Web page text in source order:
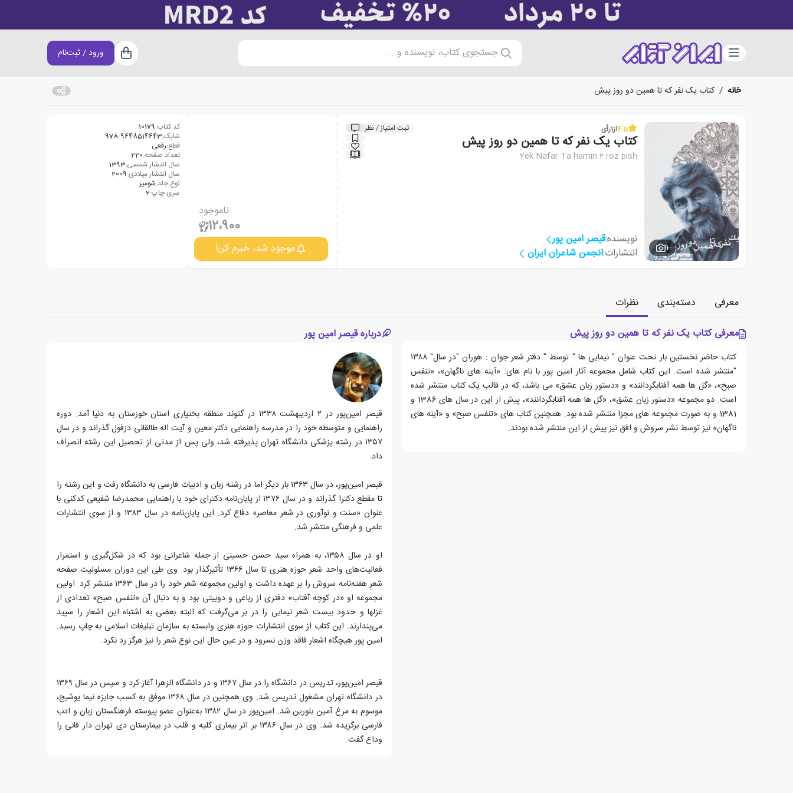
دسته‌بندی جستجوی کتاب، نویسنده و... سبد خرید
ورود / ثبت‌نام
خانه / کتاب یک نفر که تا همین دو روز پیش
1
4.5از1رأی ثبت امتیاز / نظر
کتاب یک نفر که تا همین دو روز پیش
Yek Nafar Ta hamin 2 roz pish
نویسنده:قیصر امین پور
انتشارات:انجمن شاعران ایران
ناموجود
12،900
موجود شد، خبرم کن!
کد کتاب:10179
شابک:978-9648514643
قطع:رقعی
تعداد صفحه:220
سال انتشار شمسی:1393
سال انتشار میلادی:2009
نوع جلد:شومیز
سری چاپ:2
معرفی دسته‌بندی
نظرات
معرفی کتاب یک نفر که تا همین دو روز پیش
کتاب حاضر نخستین بار تحت عنوان " نیمایی ها " توسط " دفتر شعر جوان : هوران‏‫ "در سال" ۱۳۸۸
"منتشر شده است. این کتاب شامل مجموعه آثار امین پور با نام های: «آینه های ناگهان»، «تنفس
صبح»، «گل ها همه آفتابگردانند» و «دستور زبان عشق» می باشد، که در قالب یک کتاب منتشر شده
است. دو مجموعه «دستور زبان عشق»، «گل ها همه آفتابگردانند»، پیش از این در سال های 1386 و
1381 و به صورت مجموعه های مجزا منتشر شده بود. همچنین کتاب های «تنفس صبح» و «آینه های
ناگهان» نیز توسط نشر سروش و افق نیز پیش از این منتشر شده بودند.
درباره قیصر امین پور
قیصر امین‌پور در ۲ اردیبهشت ۱۳۳۸ در گتوند منطقه بختیاری استان خوزستان به دنیا آمد. دوره
راهنمایی و متوسطه خود را در مدرسه راهنمایی دکتر معین و آیت اله طالقانی دزفول گذراند و در سال
۱۳۵۷ در رشته پزشکی دانشگاه تهران پذیرفته شد، ولی پس از مدتی از تحصیل این رشته انصراف
داد.
قیصر امین‌پور، در سال ۱۳۶۳ بار دیگر اما در رشته زبان و ادبیات فارسی به دانشگاه رفت و این رشته را
تا مقطع دکترا گذراند و در سال ۱۳۷۶ از پایان‌نامه دکترای خود با راهنمایی محمدرضا شفیعی کدکنی با
عنوان «سنت و نوآوری در شعر معاصر» دفاع کرد. این پایان‌نامه در سال ۱۳۸۳ و از سوی انتشارات
علمی و فرهنگی منتشر شد.
او در سال ۱۳۵۸، به همراه سید حسن حسینی از جمله شاعرانی بود که در شکل‌گیری و استمرار
فعالیت‌های واحد شعر حوزه هنری تا سال ۱۳۶۶ تأثیرگذار بود. وی طی این دوران مسئولیت صفحه
شعرِ هفته‌نامه سروش را بر عهده داشت و اولین مجموعه شعر خود را در سال ۱۳۶۳ منتشر کرد. اولین
مجموعه او «در کوچه آفتاب» دفتری از رباعی و دوبیتی بود و به دنبال آن «تنفس صبح» تعدادی از
غزلها و حدود بیست شعر نیمایی را در بر می‌گرفت که البته بعضی به اشتباه این اشعار را سپید
می‌پندارند. این کتاب از سوی انتشارات حوزه هنری وابسته به سازمان تبلیغات اسلامی به چاپ رسید.
امین پور هیچگاه اشعار فاقد وزن نسرود و در عین حال این نوع شعر را نیز هرگز رد نکرد.
قیصر امین‌پور، تدریس در دانشگاه را در سال ۱۳۶۷ و در دانشگاه الزهرا آغاز کرد و سپس در سال ۱۳۶۹
در دانشگاه تهران مشغول تدریس شد. وی همچنین در سال ۱۳۶۸ موفق به کسب جایزه نیما یوشیج،
موسوم به مرغ آمین بلورین شد. امین‌پور در سال ۱۳۸۲ به‌عنوان عضو پیوسته فرهنگستان زبان و ادب
فارسی برگزیده شد. وی در سال ۱۳۸۶ بر اثر بیماری کلیه و قلب در بیمارستان دی تهران دار فانی را
وداع گفت.